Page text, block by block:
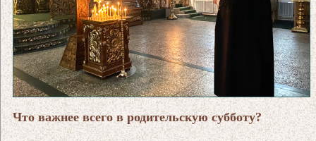
Что важнее всего в родительскую субботу?